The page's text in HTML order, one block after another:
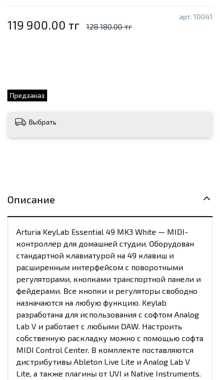
арт. 10041
Предзаказ
119 900.00 тг 128 180.00 тг
Выбрать
Описание
Arturia KeyLab Essential 49 MK3 White — MIDI-
контроллер для домашней студии. Оборудован
стандартной клавиатурой на 49 клавиш и
расширенным интерфейсом с поворотными
регуляторами, кнопками транспортной панели и
фейдерами. Все кнопки и регуляторы свободно
назначаются на любую функцию. Keylab
разработана для использования с софтом Analog
Lab V и работает с любыми DAW. Настроить
собственную раскладку можно с помощью софта
MIDI Control Center. В комплекте поставляются
дистрибутивы Ableton Live Lite и Analog Lab V
Lite, а также плагины от UVI и Native Instruments.